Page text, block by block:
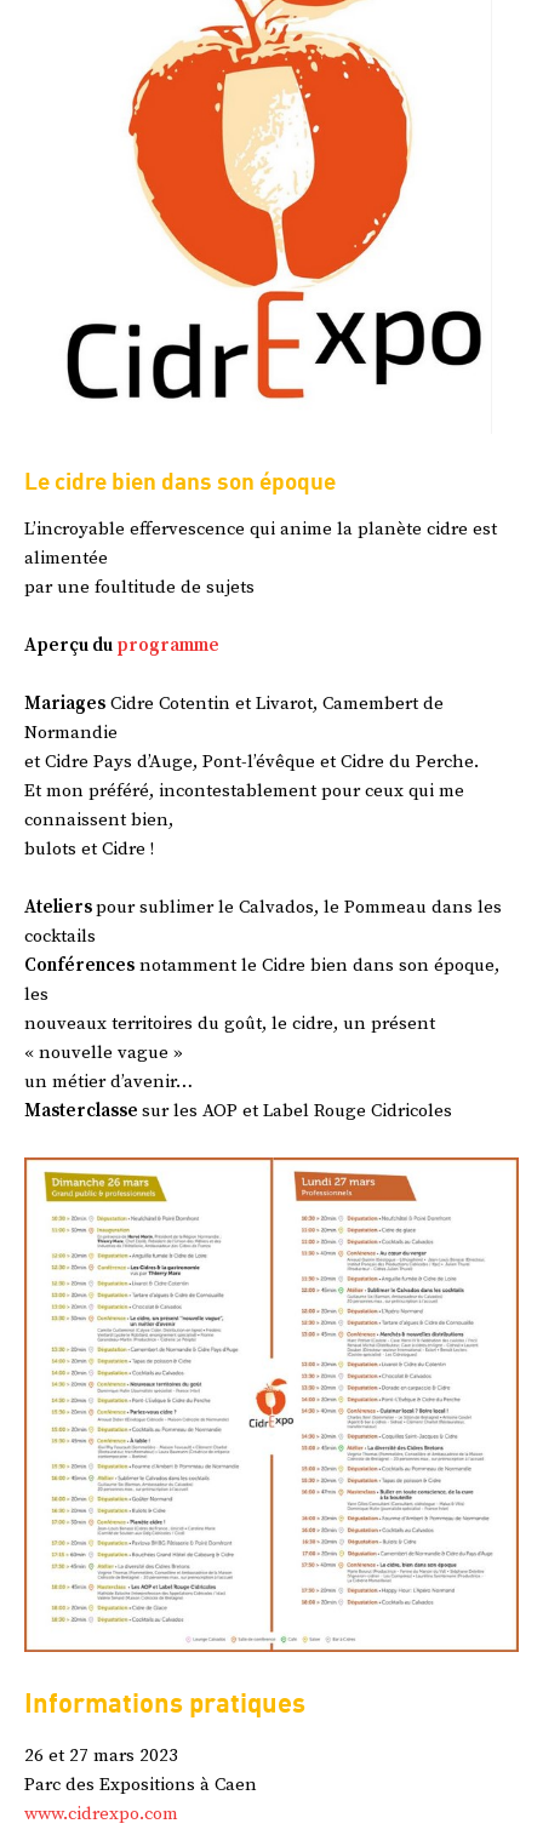
Le cidre bien dans son époque
L’incroyable effervescence qui anime la planète cidre est
alimentée
par une foultitude de sujets
Aperçu du programme
Mariages Cidre Cotentin et Livarot, Camembert de
Normandie
et Cidre Pays d’Auge, Pont-l’évêque et Cidre du Perche.
Et mon préféré, incontestablement pour ceux qui me
connaissent bien,
bulots et Cidre !
Atelierspour sublimer le Calvados, le Pommeau dans les
cocktails
Conférences notamment le Cidre bien dans son époque,
les
nouveaux territoires du goût, le cidre, un présent
« nouvelle vague »
un métier d’avenir…
Masterclasse sur les AOP et Label Rouge Cidricoles
Informations pratiques
26 et 27 mars 2023
Parc des Expositions à Caen
www.cidrexpo.com